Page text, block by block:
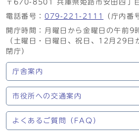
〒670-8501 兵庫県姫路市安田四丁
電話番号： 079-221-2111
（庁内番
開庁時間：月曜日から金曜日の午前9
（土曜日・日曜日、祝日、12月29日
閉庁）
庁舎案内
市役所への交通案内
よくあるご質問（FAQ）